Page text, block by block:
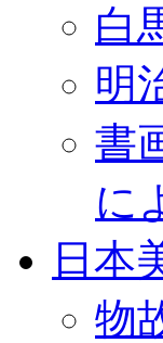
白
明
書
に
日本
物